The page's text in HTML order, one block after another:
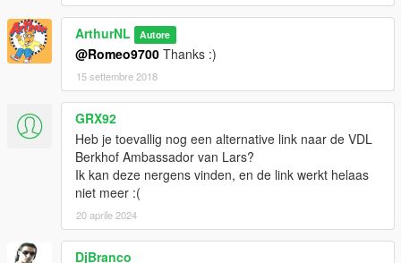
ArthurNL Autore
@Romeo9700 Thanks :)
15 settembre 2018
GRX92
Heb je toevallig nog een alternative link naar de VDL
Berkhof Ambassador van Lars?
Ik kan deze nergens vinden, en de link werkt helaas
niet meer :(
20 aprile 2024
DjBranco